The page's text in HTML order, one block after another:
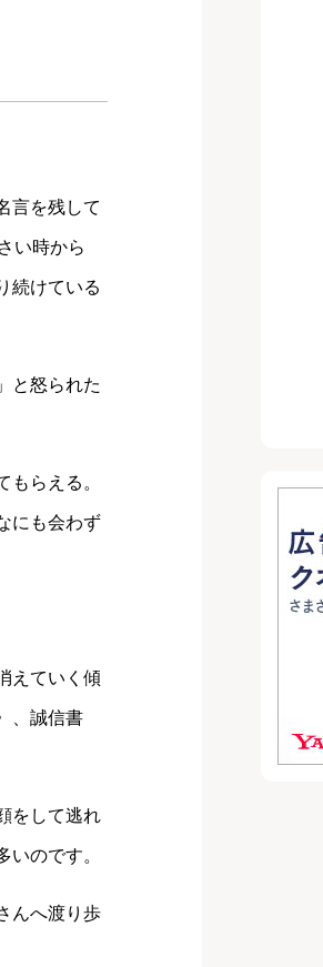
言を残して
い時から
続けている
と怒られた
らえる。
にも会わず
えていく傾
、誠信書
をして逃れ
のです。
んへ渡り歩